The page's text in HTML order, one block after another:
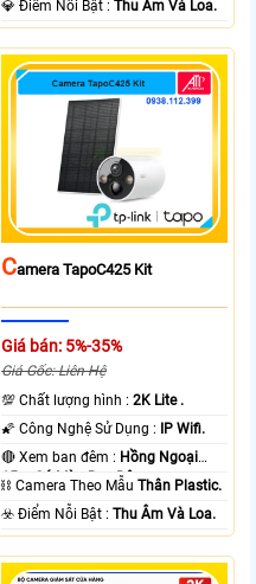
️💎 Điểm Nỗi Bật :Thu Âm Và Loa.
CAmera TapoC425 Kit
Giá bán: 5%-35%
Giá Gốc: Liên Hệ
💯 Chất lượng hình :2K Lite .
🌠 Công Nghệ Sử Dụng : IP Wifi.
🔴 Xem ban đêm : Hồng Ngoại
15m Có Màu Ban Ðêm.
⛓ Camera Theo MẫuThân Plastic.
️☣️ Điểm Nỗi Bật :Thu Âm Và Loa.